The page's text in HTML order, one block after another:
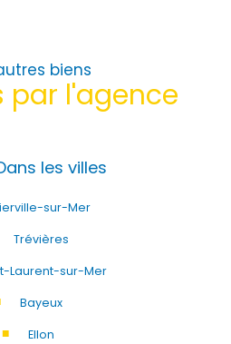
biens
par l'agence
les villes
sur-Mer
Trévières
Laurent-sur-Mer
Bayeux
Ellon